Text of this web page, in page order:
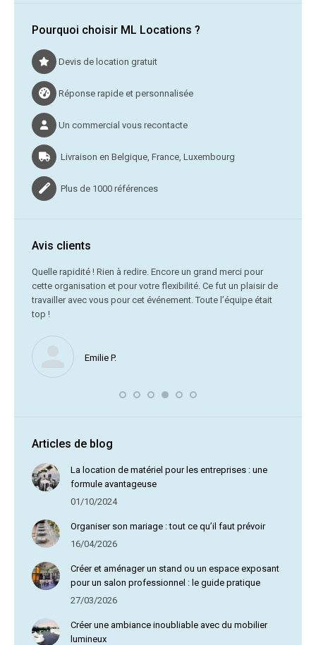
Pourquoi choisir ML Locations ?
Devis de location gratuit
Réponse rapide et personnalisée
Un commercial vous recontacte
Livraison en Belgique, France, Luxembourg
Plus de 1000 références
Avis clients
Quelle rapidité ! Rien à redire. Encore un grand merci pour
cette organisation et pour votre flexibilité. Ce fut un plaisir de
travailler avec vous pour cet événement. Toute l’équipe était
top !
Emilie P.
Articles de blog
La location de matériel pour les entreprises : une
formule avantageuse
01/10/2024
Organiser son mariage : tout ce qu’il faut prévoir
16/04/2026
Créer et aménager un stand ou un espace exposant
pour un salon professionnel : le guide pratique
27/03/2026
Créer une ambiance inoubliable avec du mobilier
lumineux